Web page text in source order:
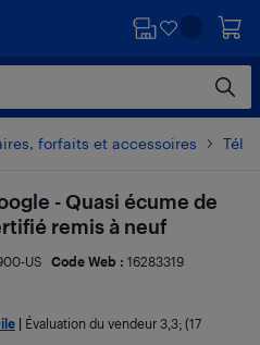
forfaits et accessoires
- Quasi écume de
remis à neuf
US Code Web : 16283319
Évaluation du vendeur 3,3; (17